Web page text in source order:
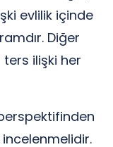
evlilik içinde
Diğer
ilişki her